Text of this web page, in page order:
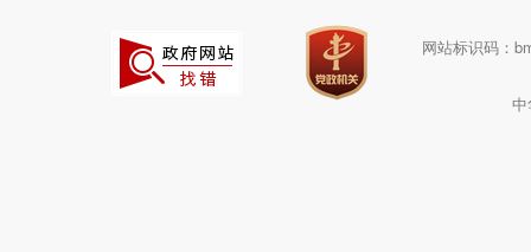
网站标识码：